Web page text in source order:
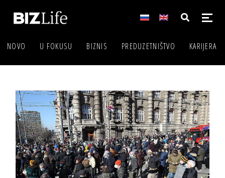
NOVO U FOKUSU BIZNIS PREDUZETNIŠTVO KARIJERA